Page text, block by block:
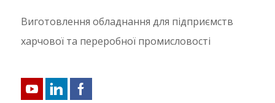
Виготовлення обладнання для підприємств
харчової та переробної промисловості